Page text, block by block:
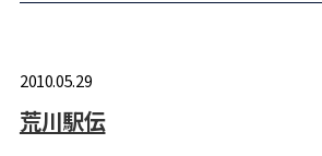
2010.05.29
荒川駅伝